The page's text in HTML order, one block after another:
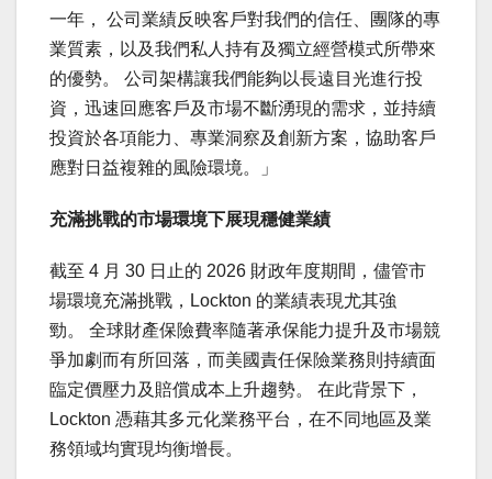
一年， 公司業績反映客戶對我們的信任、團隊的專
業質素，以及我們私人持有及獨立經營模式所帶來
的優勢。 公司架構讓我們能夠以長遠目光進行投
資，迅速回應客戶及市場不斷湧現的需求，並持續
投資於各項能力、專業洞察及創新方案，協助客戶
應對日益複雜的風險環境。」
充滿挑戰的市場環境下展現穩健業績
截至 4 月 30 日止的 2026 財政年度期間，儘管市
場環境充滿挑戰，Lockton 的業績表現尤其強
勁。 全球財產保險費率隨著承保能力提升及市場競
爭加劇而有所回落，而美國責任保險業務則持續面
臨定價壓力及賠償成本上升趨勢。 在此背景下，
Lockton 憑藉其多元化業務平台，在不同地區及業
務領域均實現均衡增長。